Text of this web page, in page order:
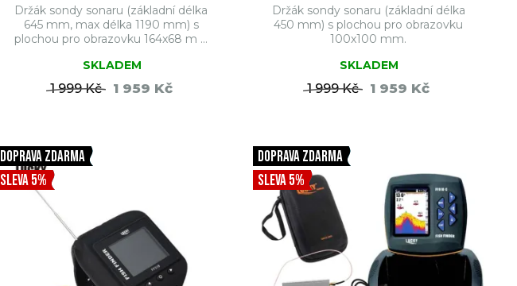
Držák sondy sonaru (základní délka
645 mm, max délka 1190 mm) s
plochou pro obrazovku 164x68 m ...
SKLADEM
1 999 Kč 1 959 Kč
Držák sondy sonaru (základní délka
450 mm) s plochou pro obrazovku
100x100 mm.
SKLADEM
1 999 Kč 1 959 Kč
DOPRAVA ZDARMA
SLEVA 5%
DOPRAVA ZDARMA
SLEVA 5%